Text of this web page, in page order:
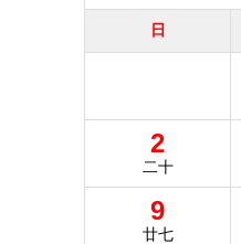
日
2
二十
9
廿七